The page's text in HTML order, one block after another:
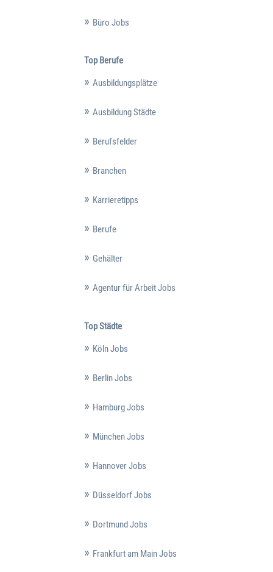
Büro Jobs
Top Berufe
Ausbildungsplätze
Ausbildung Städte
Berufsfelder
Branchen
Karrieretipps
Berufe
Gehälter
Agentur für Arbeit Jobs
Top Städte
Köln Jobs
Berlin Jobs
Hamburg Jobs
München Jobs
Hannover Jobs
Düsseldorf Jobs
Dortmund Jobs
Frankfurt am Main Jobs